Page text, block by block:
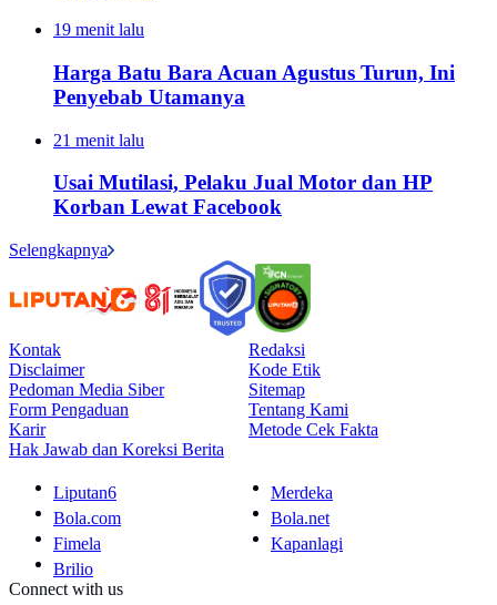
19 menit lalu
Harga Batu Bara Acuan Agustus Turun, Ini
Penyebab Utamanya
21 menit lalu
Usai Mutilasi, Pelaku Jual Motor dan HP
Korban Lewat Facebook
Selengkapnya
Kontak
Redaksi
Disclaimer
Kode Etik
Pedoman Media Siber
Sitemap
Form Pengaduan
Tentang Kami
Karir
Metode Cek Fakta
Hak Jawab dan Koreksi Berita
Liputan6
Merdeka
Bola.com
Bola.net
Fimela
Kapanlagi
Brilio
Connect with us